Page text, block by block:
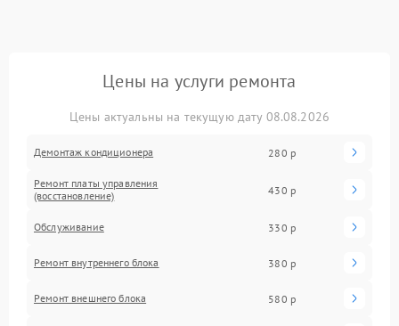
Цены на услуги ремонта
Цены актуальны на текущую дату 08.08.2026
Демонтаж кондиционера 280 р
Ремонт платы управления
(восстановление)
430 р
Обслуживание 330 р
Ремонт внутреннего блока 380 р
Ремонт внешнего блока 580 р